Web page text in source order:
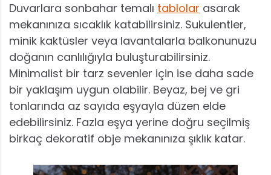
Duvarlara sonbahar temalı tablolar asarak
mekanınıza sıcaklık katabilirsiniz. Sukulentler,
minik kaktüsler veya lavantalarla balkonunuzu
doğanın canlılığıyla buluşturabilirsiniz.
Minimalist bir tarz sevenler için ise daha sade
bir yaklaşım uygun olabilir. Beyaz, bej ve gri
tonlarında az sayıda eşyayla düzen elde
edebilirsiniz. Fazla eşya yerine doğru seçilmiş
birkaç dekoratif obje mekanınıza şıklık katar.